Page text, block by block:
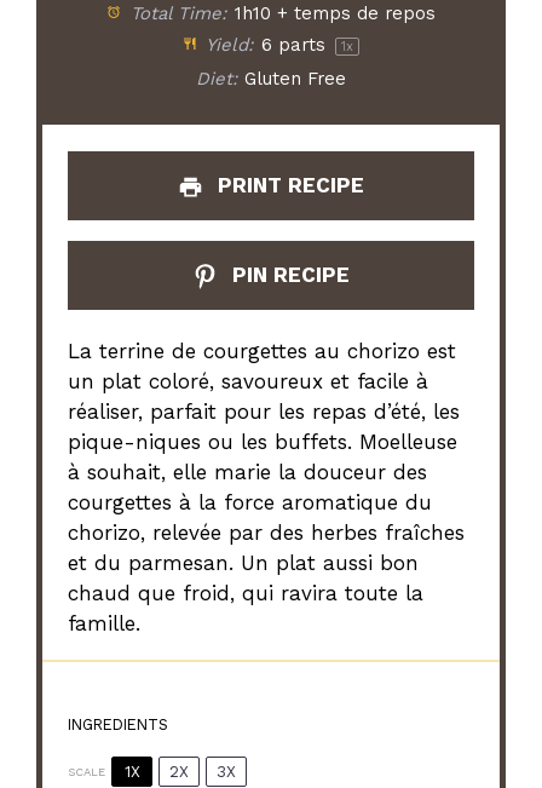
Total Time: 1h10 + temps de repos
Yield: 6 parts 1x
Diet: Gluten Free
PRINT RECIPE
PIN RECIPE
La terrine de courgettes au chorizo est
un plat coloré, savoureux et facile à
réaliser, parfait pour les repas d’été, les
pique-niques ou les buffets. Moelleuse
à souhait, elle marie la douceur des
courgettes à la force aromatique du
chorizo, relevée par des herbes fraîches
et du parmesan. Un plat aussi bon
chaud que froid, qui ravira toute la
famille.
INGREDIENTS
SCALE 1X 2X 3X